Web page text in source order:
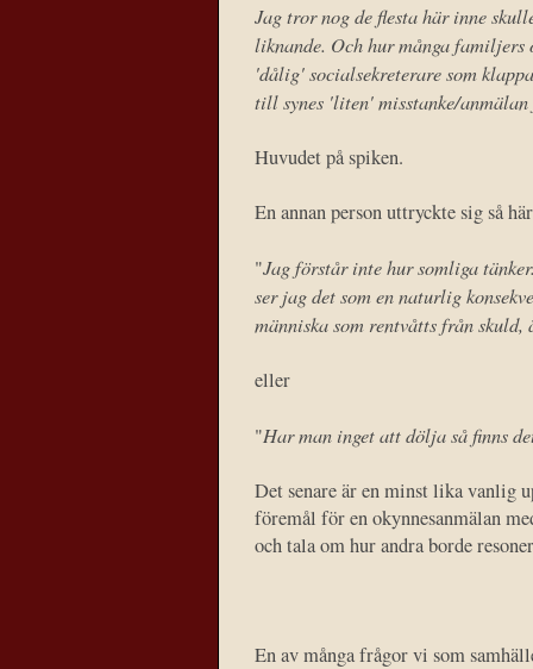
Jag tror nog de flesta här inne
liknande. Och hur många
'dålig' socialsekreterare som
till synes 'liten' misstanke/anmälan
Huvudet på spiken.
En annan person uttryckte sig så
"Jag förstår inte hur somliga
ser jag det som en naturlig
människa som rentvåtts från
eller
"Har man inget att dölja så finns
Det senare är en minst lika vanlig
föremål för en okynnesanmälan
och tala om hur andra borde
En av många frågor vi som